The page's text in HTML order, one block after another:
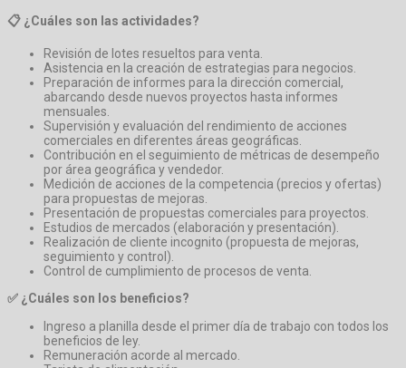
📋 ¿Cuáles son las actividades?
Revisión de lotes resueltos para venta.
Asistencia en la creación de estrategias para negocios.
Preparación de informes para la dirección comercial,
abarcando desde nuevos proyectos hasta informes
mensuales.
Supervisión y evaluación del rendimiento de acciones
comerciales en diferentes áreas geográficas.
Contribución en el seguimiento de métricas de desempeño
por área geográfica y vendedor.
Medición de acciones de la competencia (precios y ofertas)
para propuestas de mejoras.
Presentación de propuestas comerciales para proyectos.
Estudios de mercados (elaboración y presentación).
Realización de cliente incognito (propuesta de mejoras,
seguimiento y control).
Control de cumplimiento de procesos de venta.
✅ ¿Cuáles son los beneficios?
Ingreso a planilla desde el primer día de trabajo con todos los
beneficios de ley.
Remuneración acorde al mercado.